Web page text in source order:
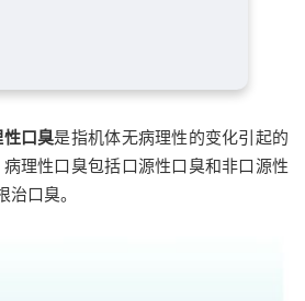
口臭是指机体无病理性的变化引起的
理性口臭包括口源性口臭和非口源性
口臭。